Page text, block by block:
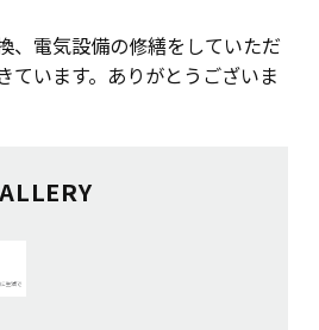
、電気設備の修繕をしていただ
ています。ありがとうございま